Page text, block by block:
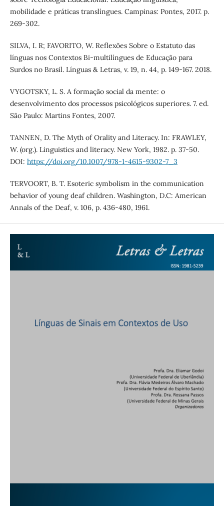
mobilidade e práticas translíngues. Campinas: Pontes, 2017. p.
269-302.
SILVA, I. R; FAVORITO, W. Reflexões Sobre o Estatuto das
línguas nos Contextos Bi-multilíngues de Educação para
Surdos no Brasil. Línguas & Letras, v. 19, n. 44, p. 149-167. 2018.
VYGOTSKY, L. S. A formação social da mente: o
desenvolvimento dos processos psicológicos superiores. 7. ed.
São Paulo: Martins Fontes, 2007.
TANNEN, D. The Myth of Orality and Literacy. In: FRAWLEY,
W. (org.). Linguistics and literacy. New York, 1982. p. 37-50.
DOI: https://doi.org/10.1007/978-1-4615-9302-7_3
TERVOORT, B. T. Esoteric symbolism in the communication
behavior of young deaf children. Washington, D.C: American
Annals of the Deaf, v. 106, p. 436-480, 1961.